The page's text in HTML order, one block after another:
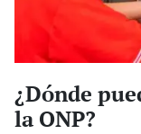
¿Dónde
la ONP?